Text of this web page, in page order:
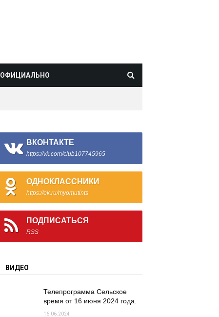
ОФИЦИАЛЬНО
ВКОНТАКТЕ
https://vk.com/club107745965
ОДНОКЛАССНИКИ
https://ok.ru/myomutints
ПОДПИСАТЬСЯ
RSS
ВИДЕО
Телепрограмма Сельское
время от 16 июня 2024 года.
16.06.2024